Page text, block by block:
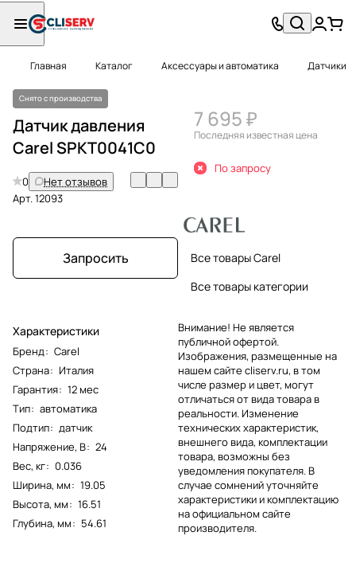
Главная Каталог Аксессуары и автоматика Датчики
Снято с производства
Датчик давления
Carel SPKT0041C0
0
Нет отзывов
Арт.12093
Запросить
Характеристики
Бренд: Carel
Страна: Италия
Гарантия: 12 мес
Тип: автоматика
Подтип: датчик
Напряжение, В: 24
Вес, кг: 0.036
Ширина, мм: 19.05
Высота, мм: 16.51
Глубина, мм: 54.61
7 695 ₽
Последняя известная цена
По запросу
Все товары Carel
Все товары категории
Внимание! Не является
публичной офертой.
Изображения, размещенные на
нашем сайте cliserv.ru, в том
числе размер и цвет, могут
отличаться от вида товара в
реальности. Изменение
технических характеристик,
внешнего вида, комплектации
товара, возможны без
уведомления покупателя. В
случае сомнений уточняйте
характеристики и комплектацию
на официальном сайте
производителя.